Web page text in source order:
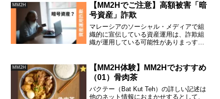
MM2H
【MM2Hでご注意】高額被害「暗
号資産」詐欺
マレーシアのソーシャル・メディアで組
織的に宣伝している資産運用は、詐欺組
織が運用している可能性がありまっす。
語）が摘発されました。
MM2H
【MM2H体験】MM2Hでおすすめ
（01）骨肉茶
バクテー（Bat Kut Teh）の詳しい記述は
他のネット情報におまかせするとして、